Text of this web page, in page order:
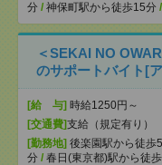
分 / 神保町駅から徒歩15分 /
＜SEKAI NO
のサポートバイト[
[給 与] 時給1250円～
[交通費]支給（規定有り）
[勤務地] 後楽園駅から徒歩
分 / 春日(東京都)駅から徒